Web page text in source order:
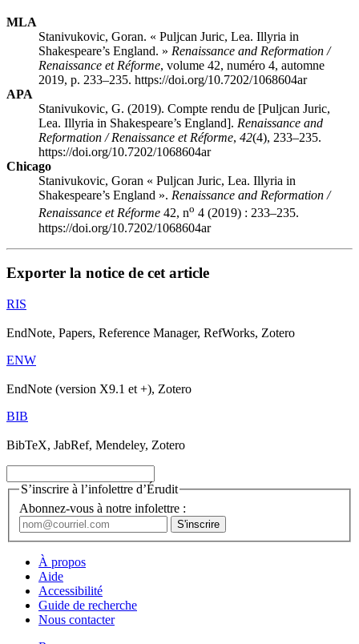
MLA
Stanivukovic, Goran. « Puljcan Juric, Lea. Illyria in
Shakespeare’s England. » Renaissance and Reformation /
Renaissance et Réforme, volume 42, numéro 4, automne
2019, p. 233–235. https://doi.org/10.7202/1068604ar
APA
Stanivukovic, G. (2019). Compte rendu de [Puljcan Juric,
Lea. Illyria in Shakespeare’s England]. Renaissance and
Reformation / Renaissance et Réforme, 42(4), 233–235.
https://doi.org/10.7202/1068604ar
Chicago
Stanivukovic, Goran « Puljcan Juric, Lea. Illyria in
Shakespeare’s England ». Renaissance and Reformation /
Renaissance et Réforme 42, no 4 (2019) : 233–235.
https://doi.org/10.7202/1068604ar
Exporter la notice de cet article
RIS
EndNote, Papers, Reference Manager, RefWorks, Zotero
ENW
EndNote (version X9.1 et +), Zotero
BIB
BibTeX, JabRef, Mendeley, Zotero
S’inscrire à l’infolettre d’Érudit
Abonnez-vous à notre infolettre :
À propos
Aide
Accessibilité
Guide de recherche
Nous contacter